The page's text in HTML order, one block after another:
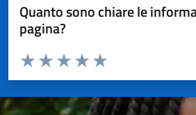
Quanto sono chiare le
pagina?
Valuta da 1 a 5 stelle la pagina
Valuta 5 stelle su 5
Valuta 4 stelle su 5
Valuta 3 stelle su 5
Valuta 2 stelle su 5
Valuta 1 stelle su 5